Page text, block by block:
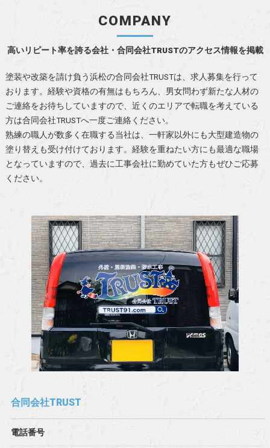
高いリピート率を誇る会社・合同会社TRUSTのアクセス情報を掲載
COMPANY
塗装や改築を請け負う浜松の合同会社TRUSTは、求人募集を行って
おります。経験や資格の有無はもちろん、男女問わず新たな人材の
ご連絡をお待ちしていますので、近くのエリアで転職を考えている
方は合同会社TRUSTへ一度ご連絡ください。
熟練の職人が数多く在職する当社は、一軒家以外にも大型建造物の
塗り替えも受け付けております。経験を重ねたい方にも最適な職場
となっていますので、過去に工事会社に勤めていた方もぜひご応募
ください。
合同会社TRUST
電話番号